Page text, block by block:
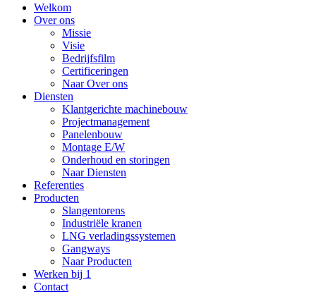
Welkom
Over ons
Missie
Visie
Bedrijfsfilm
Certificeringen
Naar Over ons
Diensten
Klantgerichte machinebouw
Projectmanagement
Panelenbouw
Montage E/W
Onderhoud en storingen
Naar Diensten
Referenties
Producten
Slangentorens
Industriële kranen
LNG verladingssystemen
Gangways
Naar Producten
Werken bij 1
Contact